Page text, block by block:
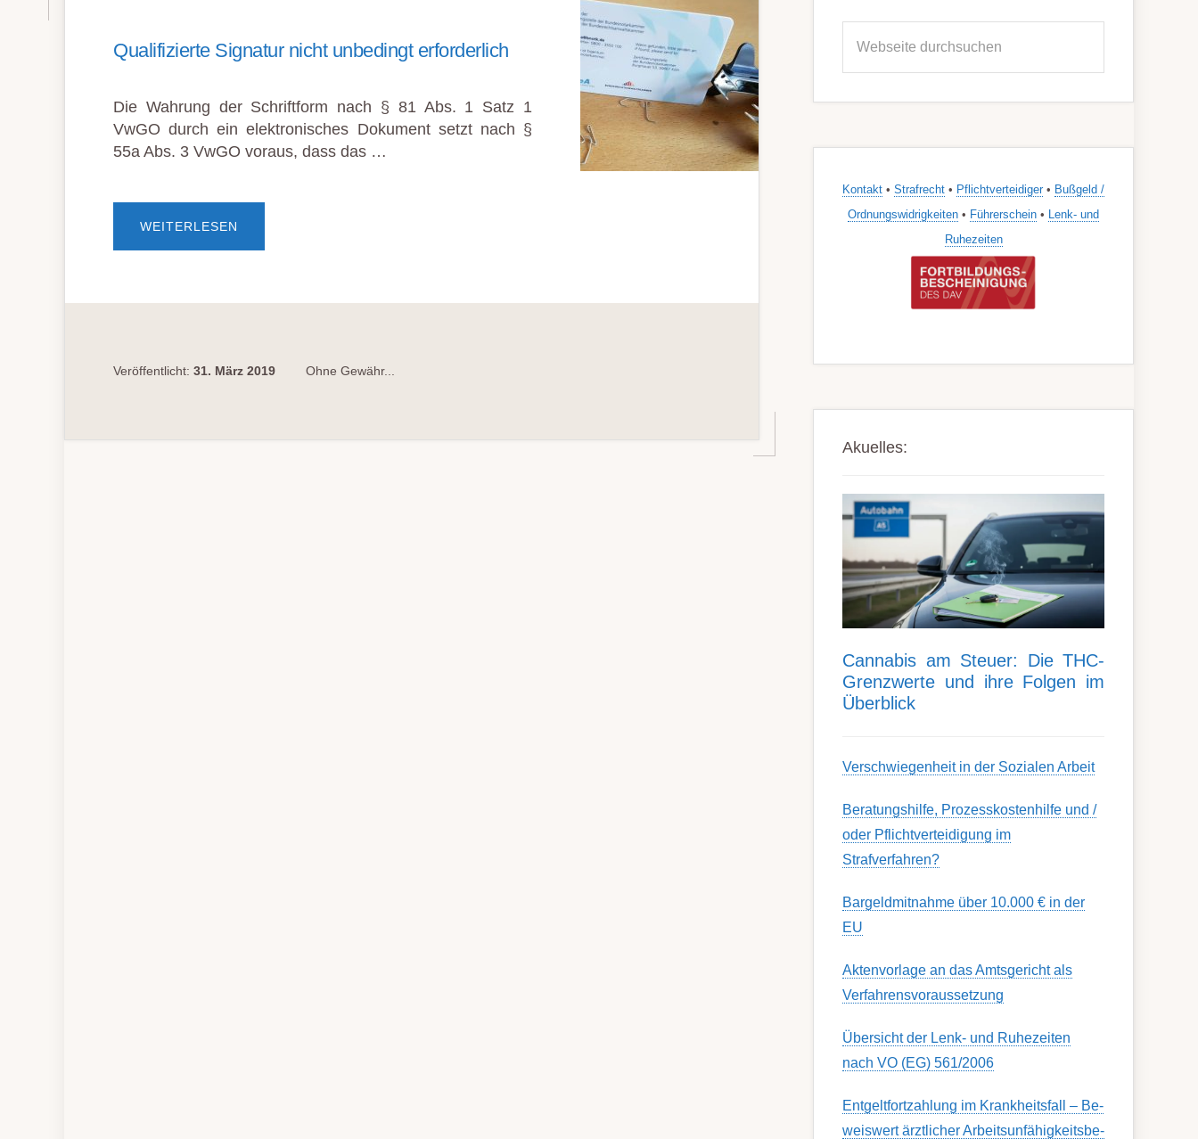
Qualifizierte Signatur nicht unbedingt erforderlich
Die Wahrung der Schriftform nach § 81 Abs. 1 Satz 1
VwGO durch ein elektronisches Dokument setzt nach §
55a Abs. 3 VwGO voraus, dass das …
WEITERLESEN
NICHT
Veröffentlicht: 31. März 2019 Ohne Gewähr...
Kontakt • Strafrecht • Pflichtverteidiger • Bußgeld /
Ordnungswidrigkeiten • Führerschein • Lenk- und
Ruhezeiten
Akuelles:
Can­nabis am Steu­er: Die THC-
Grenz­werte und ihre Folgen im
Über­blick
Ver­schwieg­en­heit in der Soz­ial­en Ar­beit
Berat­ungs­hil­fe, Pro­zess­kost­en­hilfe und /
oder Pflicht­ver­teidig­ung im
Strafverfahren?
Bargeldmitnahme über 10.000 € in der
EU
Aktenvorlage an das Amtsgericht als
Verfahrensvoraussetzung
Übersicht der Lenk- und Ruhezeiten
nach VO (EG) 561/2006
Ent­gelt­fort­zahl­ung im Krank­heits­fall – Be­
weis­wert ärzt­lich­er Ar­beits­un­fähig­keits­be­